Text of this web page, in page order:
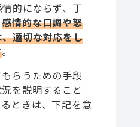
的にならず、丁
感情的な口調や怒
適切な対応をし
。
らうための手段
を説明すること
ときは、下記を意